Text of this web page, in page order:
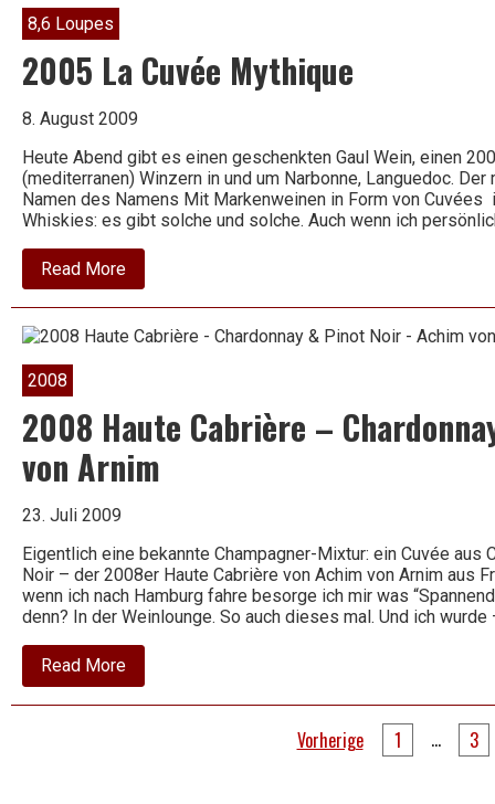
8,6 Loupes
2005 La Cuvée Mythique
8. August 2009
Heute Abend gibt es einen geschenkten Gaul Wein, einen
(mediterranen) Winzern in und um Narbonne, Languedoc.
Namen des Namens Mit Markenweinen in Form von
Whiskies: es gibt solche und solche. Auch wenn ich
Read Moreabout
2005
La
Mythique
2008
2008 Haute Cabrière –
von Arnim
23. Juli 2009
Eigentlich eine bekannte Champagner-Mixtur: ein Cuvée
Noir – der 2008er Haute Cabrière von Achim von Arnim aus
wenn ich nach Hamburg fahre besorge ich mir was
denn? In der Weinlounge. So auch dieses mal. Und ich wurde
Read Moreabout
2008
Haute
Seitennummerierung
Vorherige 1 … 3